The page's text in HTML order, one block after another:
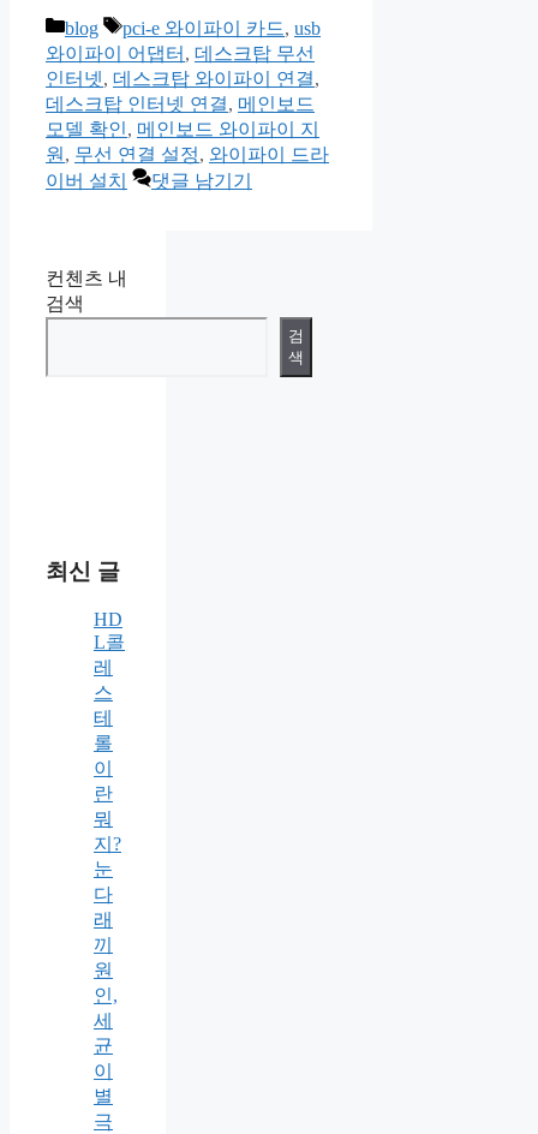
카
테
고
리
blog
태
그
pci-e 와이파이 카드, usb
와이파이 어댑터 , 데스크탑 무선
인터넷, 데스크탑 와이파이 연결,
데스크탑 인터넷 연결, 메인보드
모델 확인, 메인보드 와이파이 지
원 , 무선 연결 설정, 와이파이 드라
이버 설치
댓글 남기기
컨첸츠 내
검색
검
색
최신 글
HD
L콜
레
스
테
롤
이
란
뭐
지?
눈
다
래
끼
원
인,
세
균
이
별
극